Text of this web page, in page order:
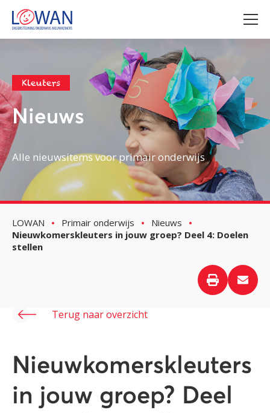
Kleuters
Nieuws
Alle nieuwsitems voor primair onderwijs
LOWAN Primair onderwijs
Nieuws
Nieuwkomerskleuters in jouw groep? Deel 4: Doelen
stellen
Terug naar overzicht
Nieuwkomerskleuters
in jouw groep? Deel